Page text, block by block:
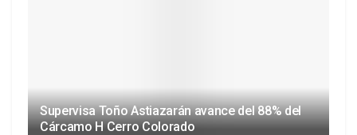
Supervisa Toño Astiazarán avance del 88% del
Cárcamo H Cerro Colorado